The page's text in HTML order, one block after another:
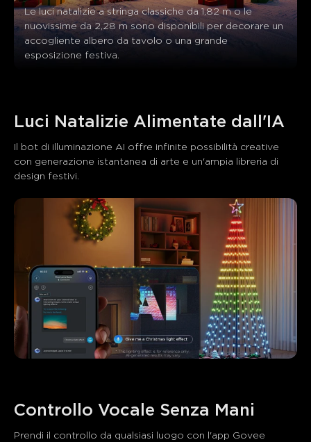
Le luci natalizie a stringa classiche da 1,82 m o le
nuovissime da 2,28 m sono disponibili per decorare un
accogliente albero da tavolo o una grande
esposizione festiva.
Luci Natalizie Alimentate dall'IA
Il bot di illuminazione AI offre infinite possibilità creative
con generazione istantanea di arte e un'ampia libreria di
design festivi.
Controllo Vocale Senza Mani
Prendi il controllo da qualsiasi luogo con l'app Govee